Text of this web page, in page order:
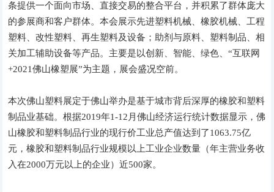
条提供一个面向市场、直接交易的整合平台，并积累了群体庞大
的参展商和客户群体。本会展示先进塑料机械、橡胶机械、工程
塑料、改性塑料、再生塑料及设备；助剂与原料、塑料制品、相
关加工辅助设备等产品。主要是以创新、智能、绿色、“互联网
+2021佛山橡塑展”为主题，展会盛况空前。
本次佛山塑料展定于佛山举办是基于城市背后深厚的橡胶和塑料
制品业基础。根据2019年1-12月佛山经济运行统计数据显示，佛
山橡胶和塑料制品行业的现行价工业总产值达到了1063.75亿
元，橡胶和塑料制品行业规模以上工业企业数量（年主营业务收
入在2000万元以上的企业）近500家。